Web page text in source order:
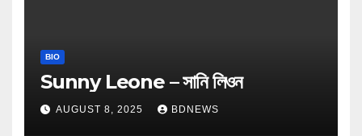
BIO
Sunny Leone – সানি লিওন
AUGUST 8, 2025 BDNEWS